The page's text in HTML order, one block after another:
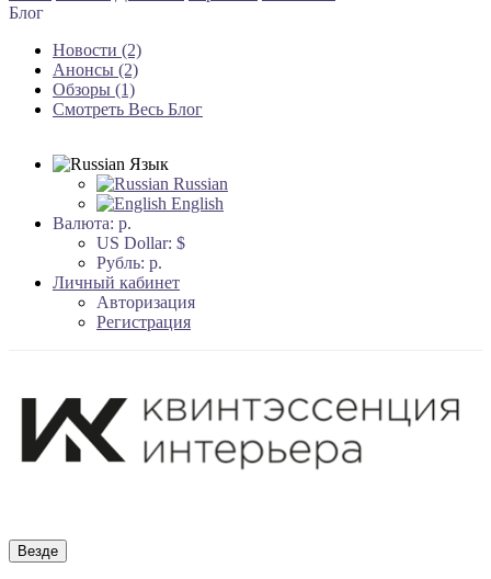
Блог
Новости (2)
Анонсы (2)
Обзоры (1)
Смотреть Весь Блог
Язык
Russian
English
Валюта: р.
US Dollar: $
Рубль: р.
Личный кабинет
Авторизация
Регистрация
Везде